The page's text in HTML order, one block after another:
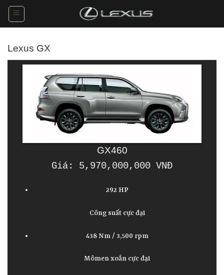
Skip
Lexus GX
GX460
Giá: 5,970,000,000 VNĐ
292 HP
Công suất cực đại
438 Nm / 3,500 rpm
Mômen xoắn cực đại